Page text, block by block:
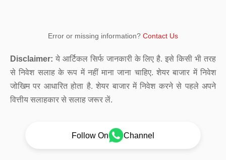
Error or missing information? Contact Us
Disclaimer: ये आर्टिकल सिर्फ जानकारी के लिए है. इसे किसी भी तरह
से निवेश सलाह के रूप में नहीं माना जाना चाहिए. शेयर बाजार में निवेश
जोखिम पर आधारित होता है. शेयर बाजार में निवेश करने से पहले अपने
वित्तीय सलाहकार से सलाह जरूर लें.
Follow On Channel